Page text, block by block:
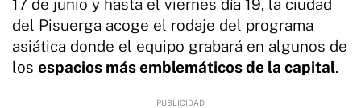
17 de junio y hasta el viernes día 19, la ciudad
del Pisuerga acoge el rodaje del programa
asiática donde el equipo grabará en algunos de
los espacios más emblemáticos de la capital.